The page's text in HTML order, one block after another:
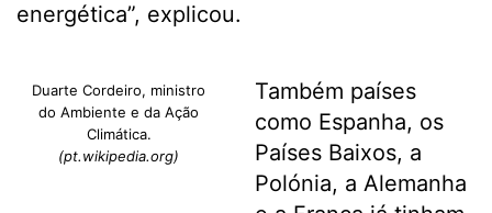
energética”, explicou.
Duarte Cordeiro, ministro
do Ambiente e da Ação
Climática.
(pt.wikipedia.org)
Também países
como Espanha, os
Países Baixos, a
Polónia, a Alemanha